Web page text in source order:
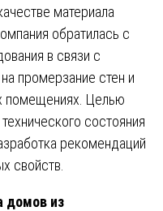
материала
обратилась с
в связи с
промерзание стен и
помещениях. Целью
состояния
рекомендаций
свойств.
домов из